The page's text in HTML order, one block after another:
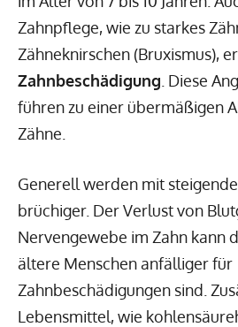
Zahnpflege, wie zu starkes
Zähneknirschen (Bruxismus),
Zahnbeschädigung . Diese
führen zu einer übermäßigen
Zähne.
Generell werden mit
brüchiger. Der Verlust von
Nervengewebe im Zahn kann
ältere Menschen anfälliger für
Zahnbeschädigungen sind.
Lebensmittel, wie